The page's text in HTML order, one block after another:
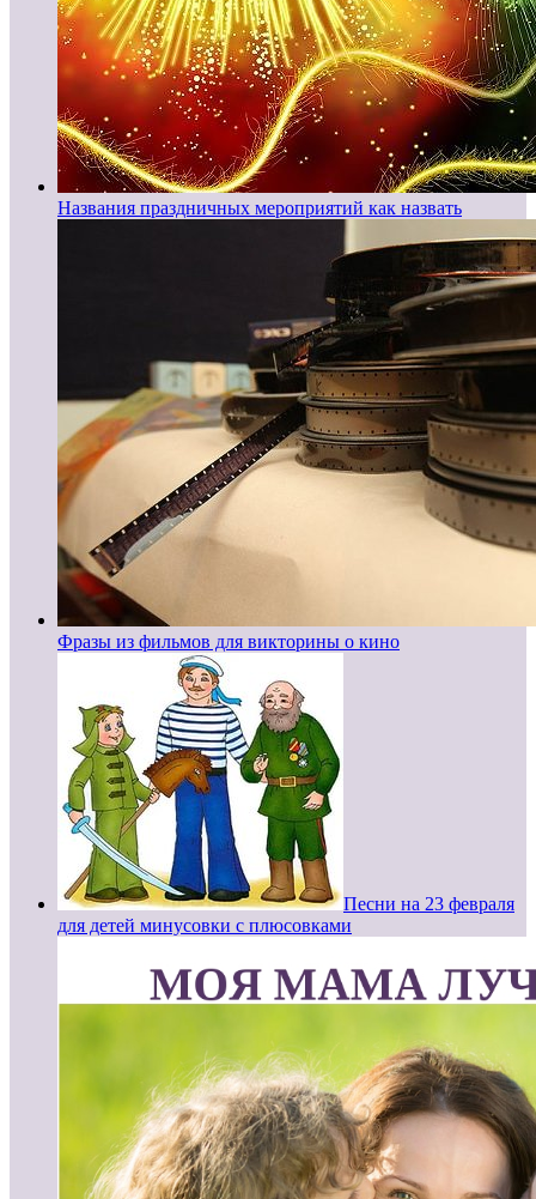
Названия праздничных мероприятий как назвать
Фразы из фильмов для викторины о кино
Песни на 23 февраля
для детей минусовки с плюсовками